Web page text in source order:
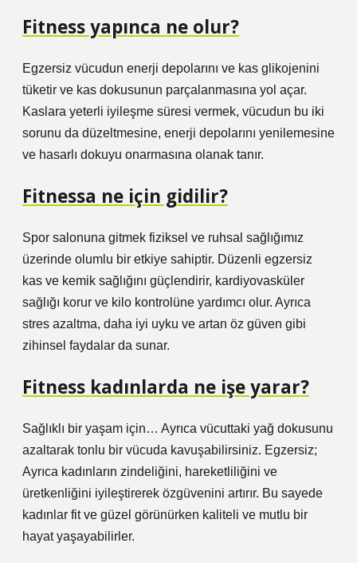
Fitness yapınca ne olur?
Egzersiz vücudun enerji depolarını ve kas glikojenini
tüketir ve kas dokusunun parçalanmasına yol açar.
Kaslara yeterli iyileşme süresi vermek, vücudun bu iki
sorunu da düzeltmesine, enerji depolarını yenilemesine
ve hasarlı dokuyu onarmasına olanak tanır.
Fitnessa ne için gidilir?
Spor salonuna gitmek fiziksel ve ruhsal sağlığımız
üzerinde olumlu bir etkiye sahiptir. Düzenli egzersiz
kas ve kemik sağlığını güçlendirir, kardiyovasküler
sağlığı korur ve kilo kontrolüne yardımcı olur. Ayrıca
stres azaltma, daha iyi uyku ve artan öz güven gibi
zihinsel faydalar da sunar.
Fitness kadınlarda ne işe yarar?
Sağlıklı bir yaşam için… Ayrıca vücuttaki yağ dokusunu
azaltarak tonlu bir vücuda kavuşabilirsiniz. Egzersiz;
Ayrıca kadınların zindeliğini, hareketliliğini ve
üretkenliğini iyileştirerek özgüvenini artırır. Bu sayede
kadınlar fit ve güzel görünürken kaliteli ve mutlu bir
hayat yaşayabilirler.